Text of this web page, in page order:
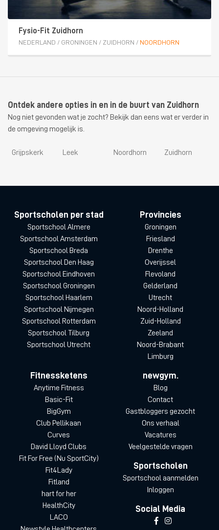
Fysio-Fit Zuidhorn
NEDERLAND / GRONINGEN / ZUIDHORN / NOORDHORN
Ontdek andere opties in en in de buurt van Zuidhorn
Nog niet gevonden wat je zocht? Bekijk dan eens wat er verder in
de omgeving mogelijk is.
Grijpskerk Leek Noordhorn Zuidhorn
Sportscholen per stad
Sportschool Almere
Sportschool Amsterdam
Sportschool Breda
Sportschool Den Haag
Sportschool Eindhoven
Sportschool Groningen
Sportschool Haarlem
Sportschool Nijmegen
Sportschool Rotterdam
Sportschool Tilburg
Sportschool Utrecht
Provincies
Groningen
Friesland
Drenthe
Overijssel
Flevoland
Gelderland
Utrecht
Noord-Holland
Zuid-Holland
Zeeland
Noord-Brabant
Limburg
Fitnessketens
Anytime Fitness
Basic-Fit
BigGym
Club Pellikaan
Curves
David Lloyd Clubs
Fit For Free (Nu SportCity)
Fit4Lady
Fitland
hart for her
HealthCity
LACO
newgym.
Blog
Contact
Gastbloggers gezocht
Ons verhaal
Vacatures
Veelgestelde vragen
Sportscholen
Sportschool aanmelden
Inloggen
Social Media